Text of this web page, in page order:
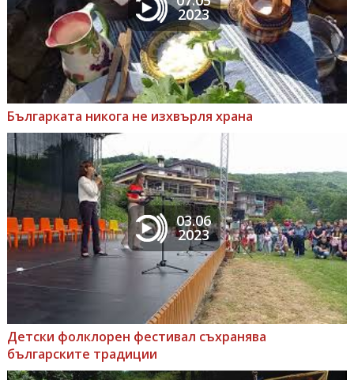
2023
Българката никога не изхвърля храна
03.06
2023
Детски фолклорен фестивал съхранява
българските традиции